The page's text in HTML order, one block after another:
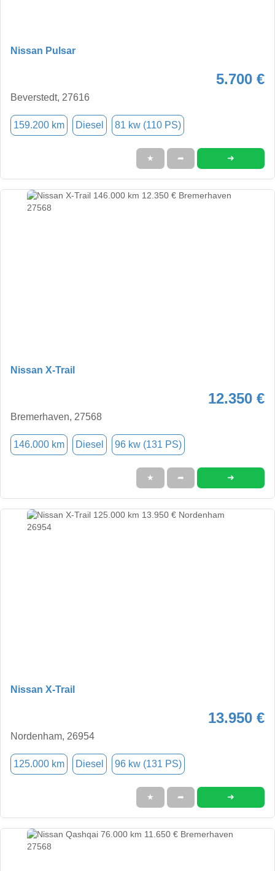
Nissan Pulsar
5.700 €
Beverstedt, 27616
159.200 km Diesel 81 kw (110 PS)
★ ➦ ➜
Nissan X-Trail
12.350 €
Bremerhaven, 27568
146.000 km Diesel 96 kw (131 PS)
★ ➦ ➜
Nissan X-Trail
13.950 €
Nordenham, 26954
125.000 km Diesel 96 kw (131 PS)
★ ➦ ➜